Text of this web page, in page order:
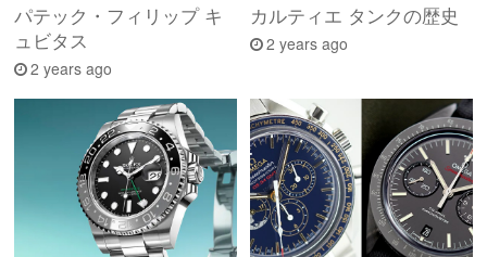
パテック・フィリップ キ
ュビタス
2 years ago
カルティエ タンクの歴史
2 years ago